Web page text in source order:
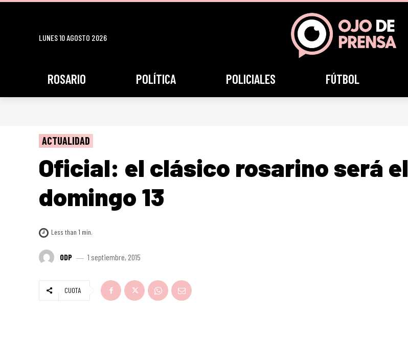
LUNES 10 AGOSTO 2026
ROSARIO POLÍTICA POLICIALES FÚTBOL
ACTUALIDAD
Oficial: el clásico rosarino será el
domingo 13
Less than 1 min.
ODP 1 septiembre, 2015
CUOTA